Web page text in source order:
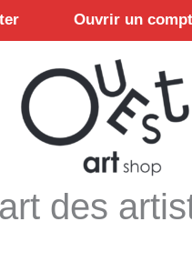
Ouvrir un
des